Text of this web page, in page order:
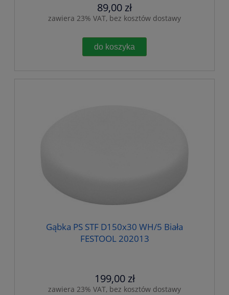
89,00 zł
zawiera 23% VAT, bez kosztów dostawy
do koszyka
Gąbka PS STF D150x30 WH/5 Biała
FESTOOL 202013
199,00 zł
zawiera 23% VAT, bez kosztów dostawy